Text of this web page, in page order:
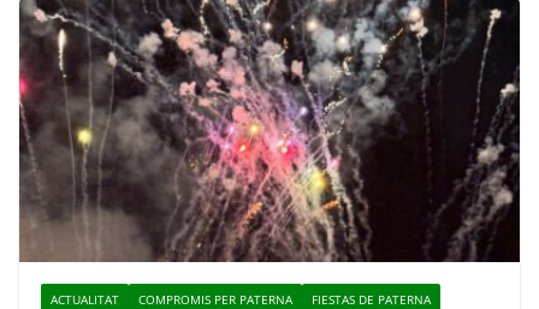
ACTUALITAT COMPROMIS PER PATERNA
FIESTAS DE PATERNA